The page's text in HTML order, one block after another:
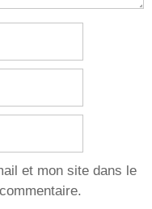
et mon site dans le